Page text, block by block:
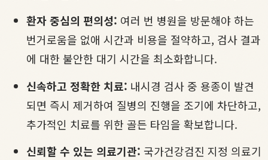
환자 중심의 편의성: 여러 번 병원을 방문해야 하는
번거로움을 없애 시간과 비용을 절약하고, 검사 결과
에 대한 불안한 대기 시간을 최소화합니다.
신속하고 정확한 치료: 내시경 검사 중 용종이 발견
되면 즉시 제거하여 질병의 진행을 조기에 차단하고,
추가적인 치료를 위한 골든 타임을 확보합니다.
신뢰할 수 있는 의료기관: 국가건강검진 지정 의료기